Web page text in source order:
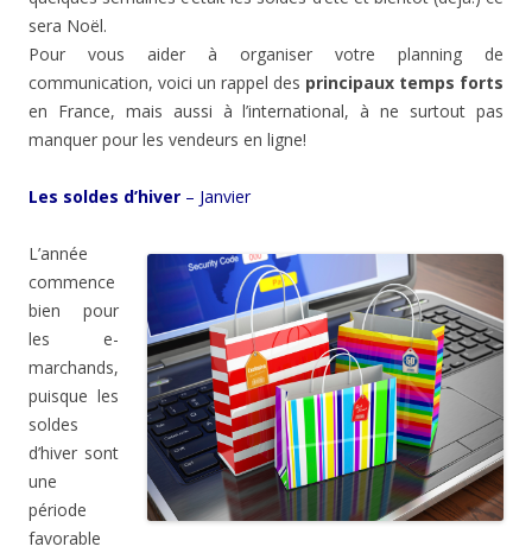
sera Noël.
Pour vous aider à organiser votre planning de
communication, voici un rappel des principaux temps forts
en France, mais aussi à l’international, à ne surtout pas
manquer pour les vendeurs en ligne!
Les soldes d’hiver – Janvier
L’année
commence
bien pour
les e-
marchands,
puisque les
soldes
d’hiver sont
une
période
favorable